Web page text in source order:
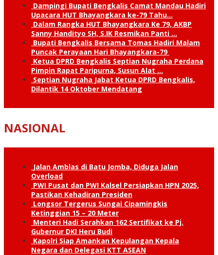
Dampingi Bupati Bengkalis Camat Mandau Hadiri
Upacara HUT Bhayangkara ke-79 Tahu…
Dalam Rangka HUT Bhayangkara Ke 79, AKBP
Sanny Handityo SH, S.IK Resmikan Panti …
Bupati Bengkalis Bersama Tomas Hadiri Malam
Puncak Perayaan Hari Bhayangkara-79
Ketua DPRD Bengkalis Septian Nugraha Perdana
Pimpin Rapat Paripurna, Susun Alat …
Septian Nugraha Jabat Ketua DPRD Bengkalis,
Dilantik 14 Oktober Mendatang
NASIONAL
Jalan Amblas di Batu Jomba, Diduga Jalan
Overload
PWI Pusat dan PWI Kalsel Persiapkan HPN 2025,
Pastikan Kehadiran Presiden
Longsor Tergerus Sungai Cipamingkis
Ketinggian 15 – 20 Meter
Menteri Hadi Serahkan 162 Sertifikat ke Pj.
Gubernur DKI Heru Budi
Kapolri Siap Amankan Kepulangan Kepala
Negara dan Delegasi KTT ASEAN